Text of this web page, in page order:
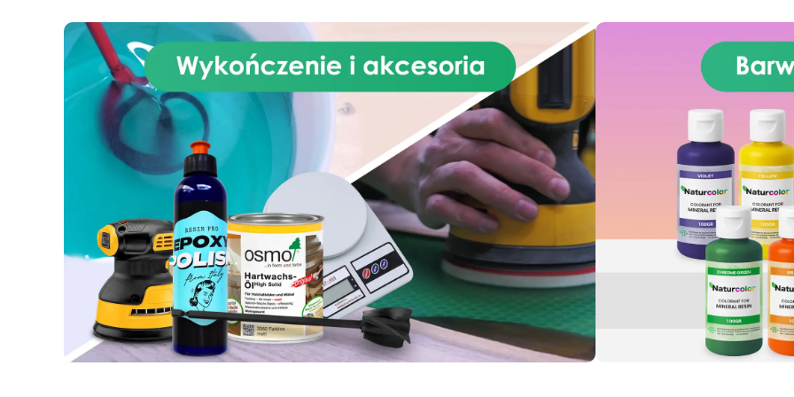
warstwy pędzlem lub wałkiem.
Można chodzić po nim już po 24
godzinach, co pomoże
odświeżyć twoje stare płytki
(nawet pionowe) lub podłogi i
powierzchnie z betonu. Z jednym
opakowaniem (5,6 kg) można
pokryć ok. 18 m². Produkt jest
dostarczany w kolorze
neutralnym (białym), jeśli chcesz
zmienić kolor płytek, wystarczy
dodać 3-5% wagowo barwników
w proszku, dostępnych w
każdym sklepie z farbami lub w
sekcji barwników na stronie
Resinpro.pl Zestaw zawiera:
składnik A (4 kg) składnik B (1,6
kg) Po nałożeniu tworzy
warstwę ochronną, która